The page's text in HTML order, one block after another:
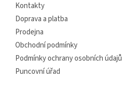
Kontakty
Doprava a platba
Prodejna
Obchodní podmínky
Podmínky ochrany osobních údajů
Puncovní úřad